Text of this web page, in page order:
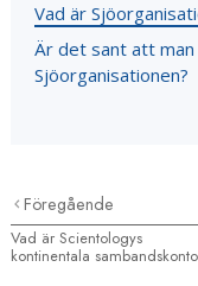
Vad är
Är det sant att
Sjöorganisationen?
Föregående
Vad är Scientologys
kontinentala